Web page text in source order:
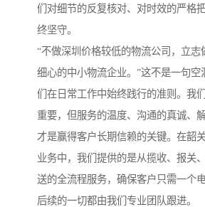
们对细节的反复核对、对时效的严格
终坚守。
“不做深圳价格较低的物流公司，立志
细心的中小物流企业。”这不是一句空
们在日常工作中始终践行的准则。我
重要，但服务的温度、沟通的真诚、
才是赢得客户长期信赖的关键。在韶
业务中，我们提供的是从揽收、报关
送的全流程服务，确保客户只需一个
后续的一切都由我们专业团队跟进。